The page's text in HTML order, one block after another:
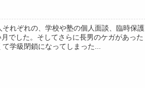
れぞれの、学校や塾の個人面談、臨時保護
でした。そしてさらに長男のケガがあった
学級閉鎖になってしまった...